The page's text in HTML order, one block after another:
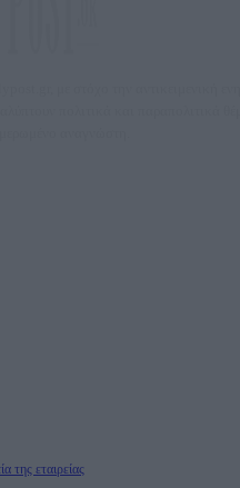
της εταιρείας